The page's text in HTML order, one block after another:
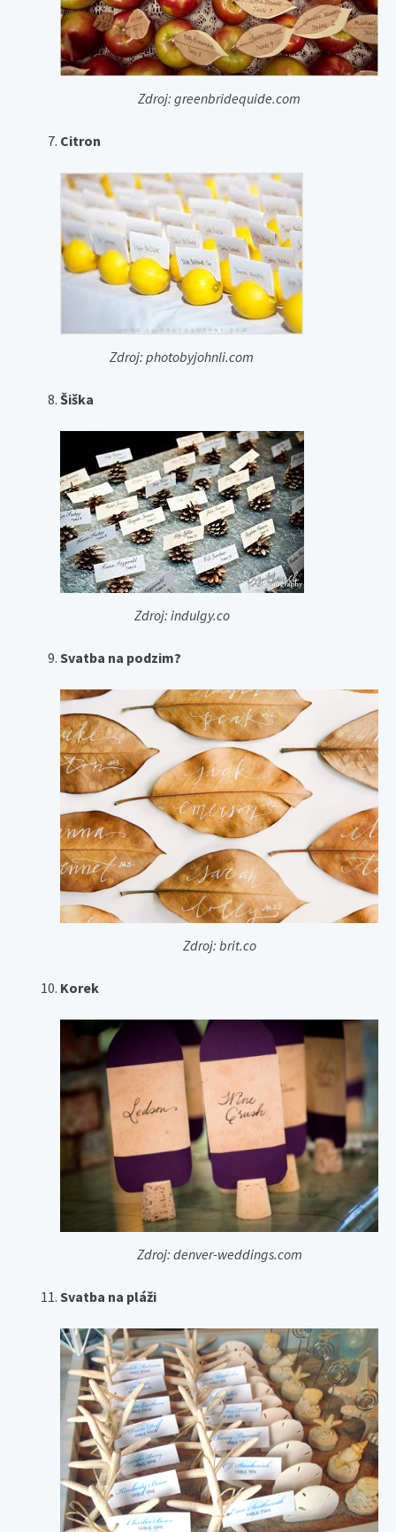
Zdroj: greenbridequide.com
Citron
Zdroj: photobyjohnli.com
Šiška
Zdroj: indulgy.co
Svatba na podzim?
Zdroj: brit.co
Korek
Zdroj: denver-weddings.com
Svatba na pláži